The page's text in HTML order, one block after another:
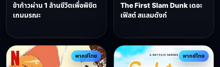
ข้าก้าวผ่าน 1 ล้านชีวิตเพื่อพิชิต
เกมมรณะ
The First Slam Dunk เดอะ
เฟิสต์ สแลมดังก์
พากย์ไทย พากย์ไทย